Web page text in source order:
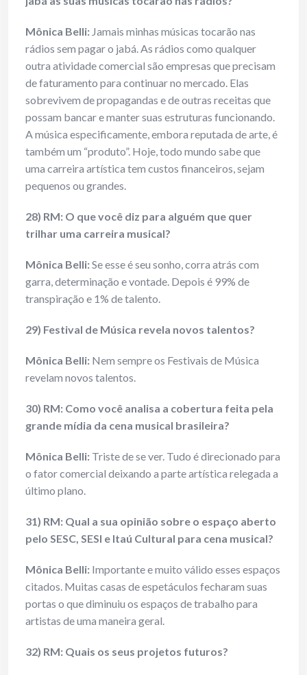
Mônica Belli: Jamais minhas músicas tocarão nas
rádios sem pagar o jabá. As rádios como qualquer
outra atividade comercial são empresas que precisam
de faturamento para continuar no mercado. Elas
sobrevivem de propagandas e de outras receitas que
possam bancar e manter suas estruturas funcionando.
A música especificamente, embora reputada de arte, é
também um “produto”. Hoje, todo mundo sabe que
uma carreira artística tem custos financeiros, sejam
pequenos ou grandes.
28) RM: O que você diz para alguém que quer
trilhar uma carreira musical?
Mônica Belli:Se esse é seu sonho, corra atrás com
garra, determinação e vontade. Depois é 99% de
transpiração e 1% de talento.
29) Festival de Música revela novos talentos?
Mônica Belli: Nem sempre os Festivais de Música
revelam novos talentos.
30) RM: Como você analisa a cobertura feita pela
grande mídia da cena musical brasileira?
Mônica Belli: Triste de se ver. Tudo é direcionado para
o fator comercial deixando a parte artística relegada a
último plano.
31) RM: Qual a sua opinião sobre o espaço aberto
pelo SESC, SESI e Itaú Cultural para cena musical?
Mônica Belli: Importante e muito válido esses espaços
citados. Muitas casas de espetáculos fecharam suas
portas o que diminuiu os espaços de trabalho para
artistas de uma maneira geral.
32) RM: Quais os seus projetos futuros?